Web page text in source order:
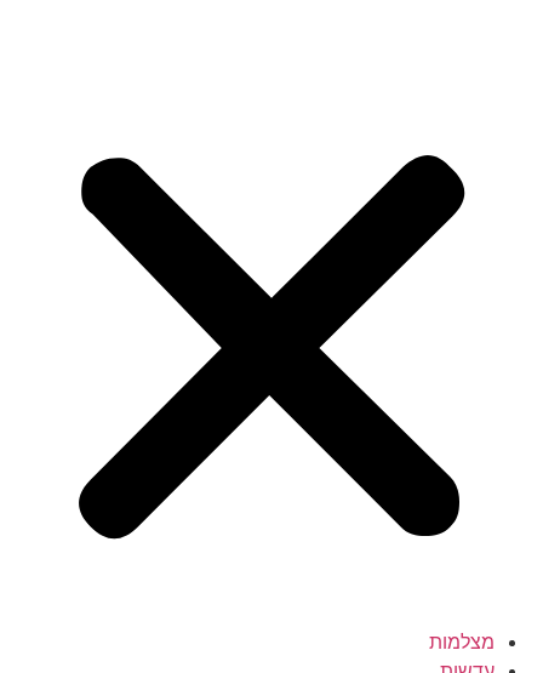
מצלמות